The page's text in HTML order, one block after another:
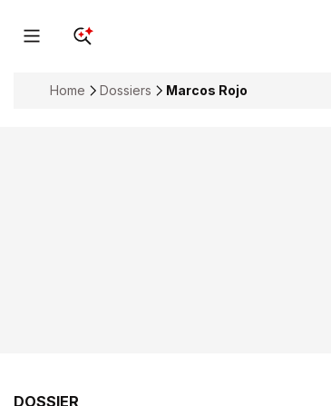
Home Dossiers Marcos Rojo
DOSSIER